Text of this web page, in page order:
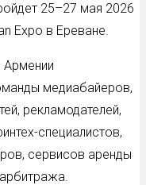
25–27 мая 2026
Expo в Ереване.
Армении
медиабайеров,
рекламодателей,
специалистов,
сервисов аренды